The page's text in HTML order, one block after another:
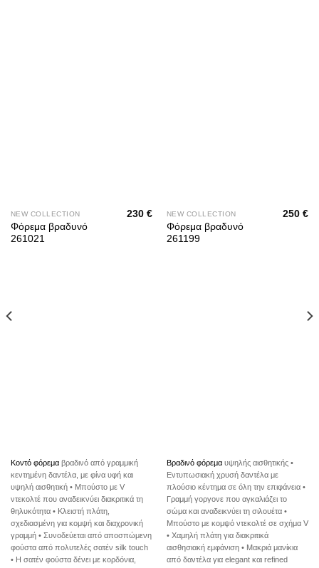
NEW COLLECTION
Φόρεμα βραδυνό
261021
230€
Κοντό φόρεμαβραδινό από γραμμική
κεντημένη δαντέλα, με φίνα υφή και
υψηλή αισθητική • Μπούστο με V
ντεκολτέ που αναδεικνύει διακριτικά τη
θηλυκότητα • Κλειστή πλάτη,
σχεδιασμένη για κομψή και διαχρονική
γραμμή • Συνοδεύεται από αποσπώμενη
φούστα από πολυτελές σατέν silk touch
• Η σατέν φούστα δένει με κορδόνια,
NEW COLLECTION
Φόρεμα βραδυνό
261199
250€
Βραδινό φόρεμαυψηλής αισθητικής •
Εντυπωσιακή χρυσή δαντέλα με
πλούσιο κέντημα σε όλη την επιφάνεια •
Γραμμή γοργονε που αγκαλιάζει το
σώμα και αναδεικνύει τη σιλουέτα •
Μπούστο με κομψό ντεκολτέ σε σχήμα V
• Χαμηλή πλάτη για διακριτικά
αισθησιακή εμφάνιση • Μακριά μανίκια
από δαντέλα για elegant και refined